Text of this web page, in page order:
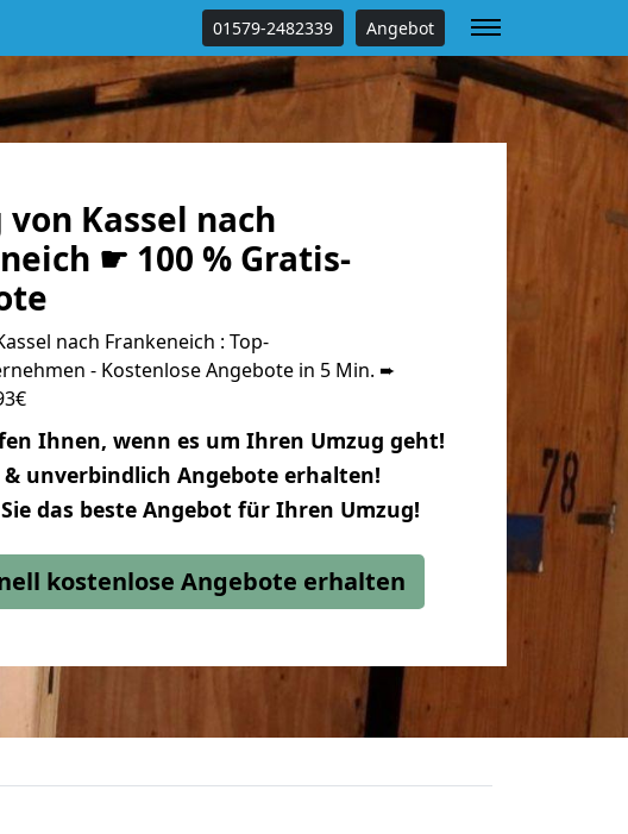
01579-2482339 Angebot
von Kassel nach
☛ 100 % Gratis-
nach Frankeneich : Top-
- Kostenlose Angebote in 5 Min. ➨
Ihnen, wenn es um Ihren Umzug geht!
& unverbindlich Angebote erhalten!
das beste Angebot für Ihren Umzug!
kostenlose Angebote erhalten